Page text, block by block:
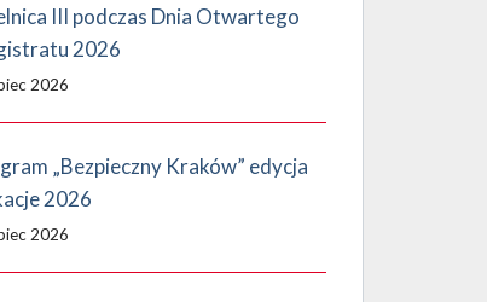
III podczas Dnia Otwartego
2026
2026
„Bezpieczny Kraków” edycja
2026
2026